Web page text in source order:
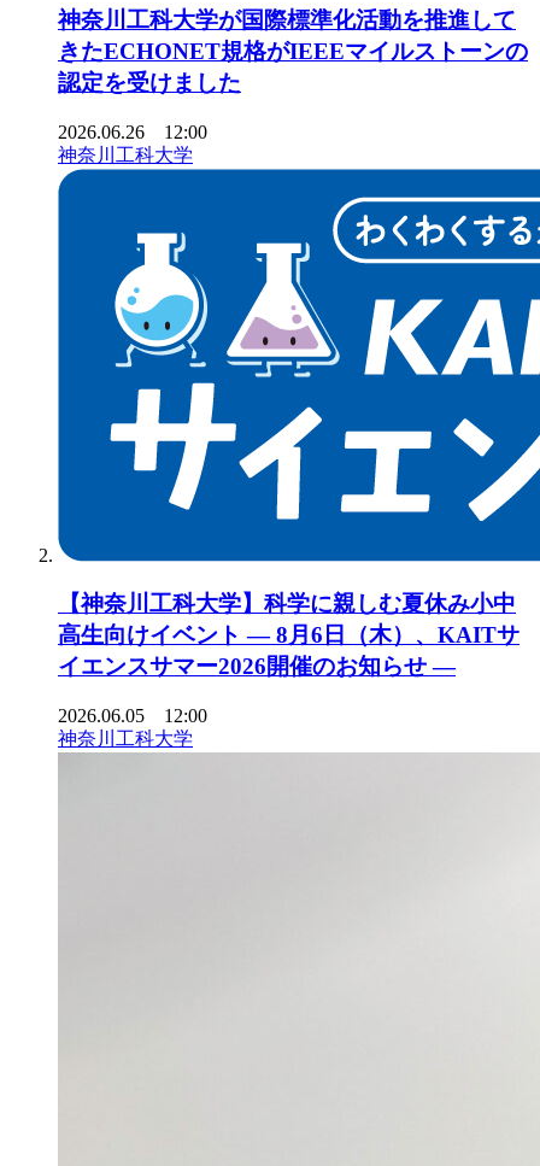
神奈川工科大学が国際標準化活動を推進して
きたECHONET規格がIEEEマイルストーンの
認定を受けました
2026.06.26 12:00
神奈川工科大学
【神奈川工科大学】科学に親しむ夏休み小中
高生向けイベント ― 8月6日（木）、KAITサ
イエンスサマー2026開催のお知らせ ―
2026.06.05 12:00
神奈川工科大学